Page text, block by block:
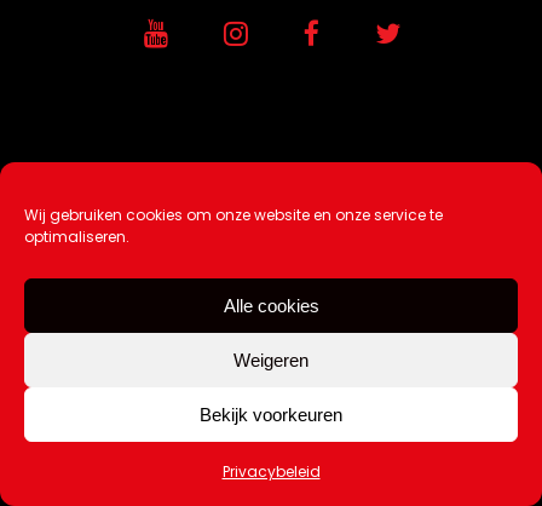
Wij gebruiken cookies om onze website en onze service te
optimaliseren.
Alle cookies
Weigeren
Bekijk voorkeuren
Privacybeleid
Design & Media
Over Ons | Tip de redactie
Copyright Kattuk.nl 2003-2026